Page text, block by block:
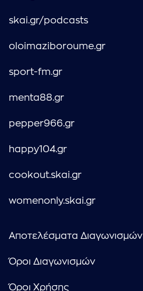
skai.gr/podcasts
oloimaziboroume.gr
sport-fm.gr
menta88.gr
pepper966.gr
happy104.gr
cookout.skai.gr
womenonly.skai.gr
Αποτελέσματα Διαγωνισμών
Όροι Διαγωνισμών
Όροι Χρήσης